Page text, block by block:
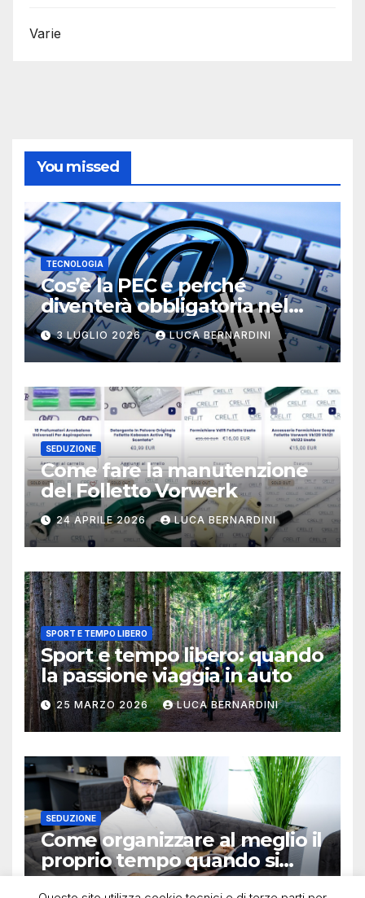
Varie
You missed
TECNOLOGIA
Cos’è la PEC e perché
diventerà obbligatoria nel
2026?
3 LUGLIO 2026 LUCA BERNARDINI
SEDUZIONE
Come fare la manutenzione
del Folletto Vorwerk
24 APRILE 2026 LUCA BERNARDINI
SPORT E TEMPO LIBERO
Sport e tempo libero: quando
la passione viaggia in auto
25 MARZO 2026 LUCA BERNARDINI
SEDUZIONE
Come organizzare al meglio il
proprio tempo quando si
lavora in autonomia